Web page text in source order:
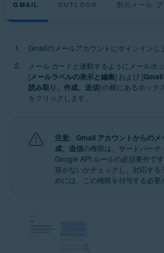
GMAIL OUTLOOK 別のメール
Gmailのメールアカウントにサインインし
メール ガードと連動するようにメールボ
[メールラベルの表示と編集] および [
読み取り、作成、送信] の横にあるボック
をクリックします。
注意: Gmail アカウントからの
成、送信の権限は、サードパーテ
Google API ルールの必須要件で
容がないかチェックし、対応する
めには、この権限を付与する必要